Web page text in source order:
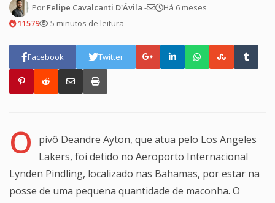
Por Felipe Cavalcanti D'Ávila -
Há 6 meses
11579
5 minutos de leitura
Facebook Twitter
O
pivô Deandre Ayton, que atua pelo Los Angeles
Lakers, foi detido no Aeroporto Internacional
Lynden Pindling, localizado nas Bahamas, por estar na
posse de uma pequena quantidade de maconha. O